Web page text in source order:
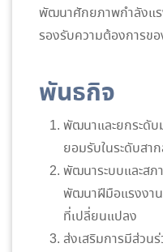
พัฒนาศักยภาพกำลังแ
รองรับความต้องการข
พันธกิจ
พัฒนาและยกระดับ
ยอมรับในระดับสา
พัฒนาระบบและสภ
พัฒนาฝีมือแรงงาน
ที่เปลี่ยนแปลง
ส่งเสริมการมีส่วน